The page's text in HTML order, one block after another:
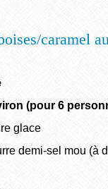
(pour 6
glace
demi-sel mou (à